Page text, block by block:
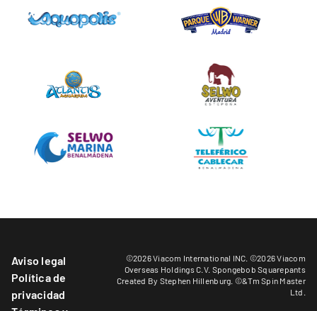
Aviso legal
Política de
privacidad
©2026 Viacom International INC. ©2026 Viacom
Overseas Holdings C.V. Spongebob Squarepants
Created By Stephen Hillenburg. ©&Tm Spin Master
Ltd.